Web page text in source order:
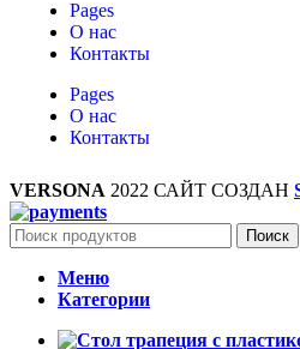
Pages
О нас
Контакты
Pages
О нас
Контакты
VERSONA 2022 САЙТ СОЗДАН
Поиск
Меню
Категории